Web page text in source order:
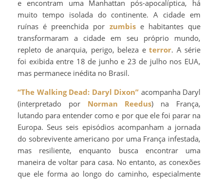
e encontram uma Manhattan pós-apocalíptica, há
muito tempo isolada do continente. A cidade em
ruínas é preenchida por zumbise habitantes que
transformaram a cidade em seu próprio mundo,
repleto de anarquia, perigo, beleza e terror. A série
foi exibida entre 18 de junho e 23 de julho nos EUA,
mas permanece inédita no Brasil.
“The Walking Dead: Daryl Dixon” acompanha Daryl
(interpretado por Norman Reedus) na França,
lutando para entender como e por que ele foi parar na
Europa. Seus seis episódios acompanham a jornada
do sobrevivente americano por uma França infestada,
mas resiliente, enquanto busca encontrar uma
maneira de voltar para casa. No entanto, as conexões
que ele forma ao longo do caminho, especialmente